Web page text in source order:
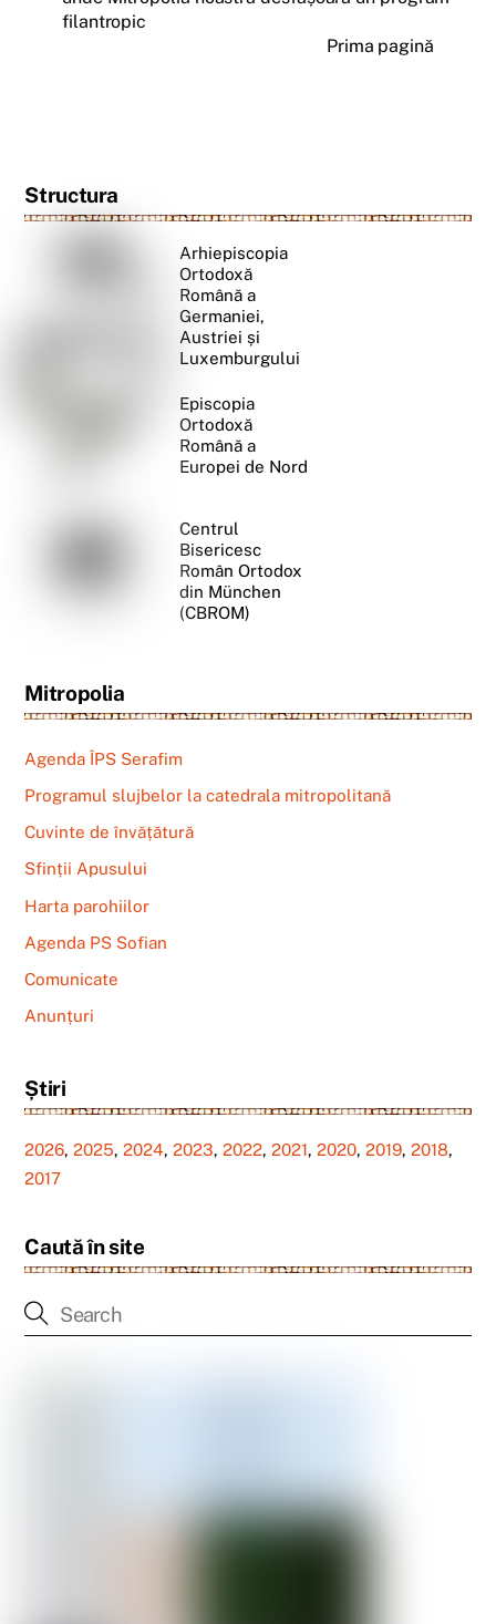
filantropic
Prima pagină
Structura
Arhiepiscopia
Ortodoxă
Română a
Germaniei,
Austriei și
Luxemburgului
Episcopia
Ortodoxă
Română a
Europei de Nord
Centrul
Bisericesc
Român Ortodox
din München
(CBROM)
Mitropolia
Agenda ÎPS Serafim
Programul slujbelor la catedrala mitropolitană
Cuvinte de învățătură
Sfinții Apusului
Harta parohiilor
Agenda PS Sofian
Comunicate
Anunțuri
Știri
2026,2025,2024,2023,2022,2021,2020,2019,2018,
2017
Caută în site